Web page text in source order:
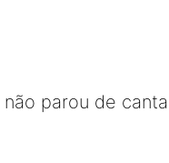
parou de